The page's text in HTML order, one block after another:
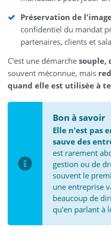
Préservation de
confidentiel du mandat
partenaires, clients et
C'est une démarche souple,
souvent méconnue, mais
quand elle est utilisée à
Bon à savoir
Elle n'est pas
sauve des
est rarement
gestion ou de
souvent le
une entreprise
beaucoup de
qu'en parlant à